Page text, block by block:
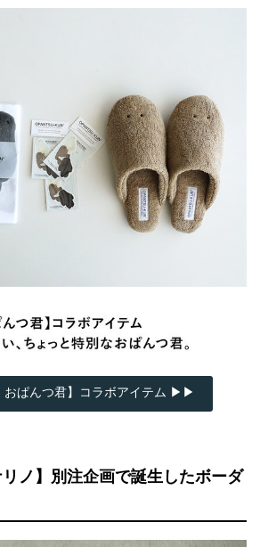
おぱんつ君】コラボアイテム ▶▶
リノ】別注企画で誕生したボーダ